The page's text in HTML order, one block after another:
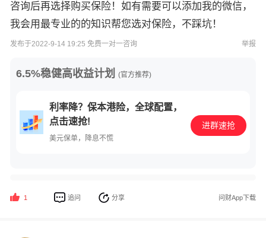
咨询后再选择购买保险！如有需要可以添加我的微信，
我会用最专业的的知识帮您选对保险，不踩坑！
发布于2022-9-14 19:25 免费一对一咨询 举报
6.5%稳健高收益计划 (官方推荐)
利率降？保本港险，全球配置，
点击速抢!
美元保单，降息不慌
进群速抢
1 追问 分享 问财App下载